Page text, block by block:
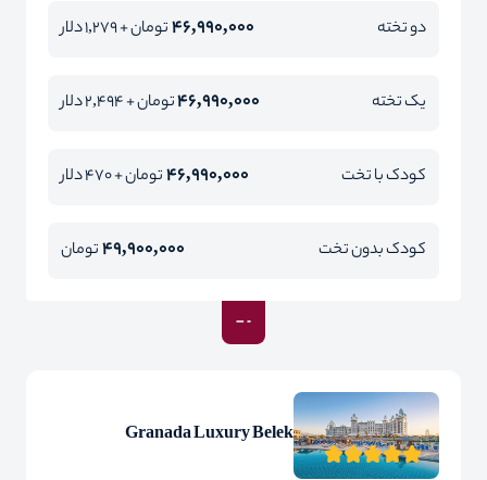
دو تخته 46,990,000تومان + 1,279 دلار
یک تخته 46,990,000تومان + 2,494 دلار
کودک با تخت 46,990,000تومان + 470 دلار
کودک بدون تخت 49,900,000تومان
Granada Luxury Belek